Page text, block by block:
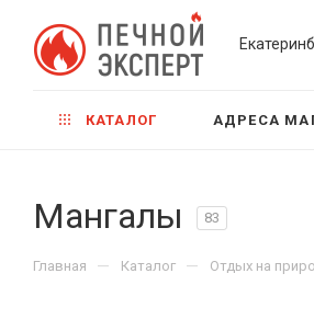
КАТАЛОГ АДРЕСА
Мангалы 83
Главная — Каталог — Отдых на